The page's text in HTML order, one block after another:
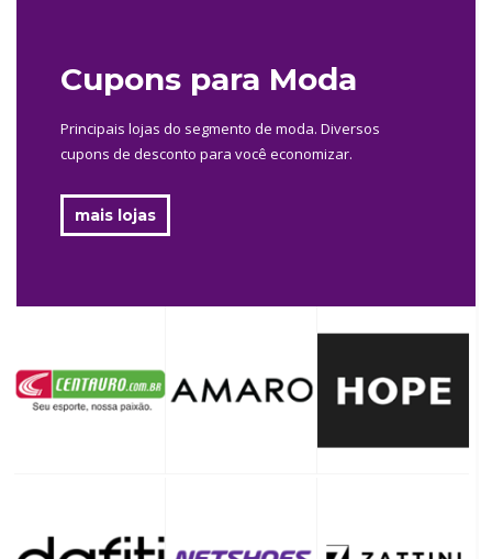
Cupons para Moda
Principais lojas do segmento de moda. Diversos
cupons de desconto para você economizar.
mais lojas